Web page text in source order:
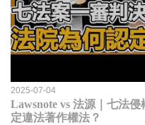
2025-07-04
Lawsnote vs 法源｜七法
定違法著作權法？